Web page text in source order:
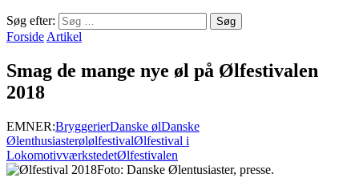
Søg efter:
Forside Artikel
Smag de mange nye øl på Ølfestivalen
2018
EMNER:BryggerierDanske ølDanske
ØlenthusiasterølølfestivalØlfestival i
LokomotivværkstedetØlfestivalen
Foto: Danske Ølentusiaster, presse.